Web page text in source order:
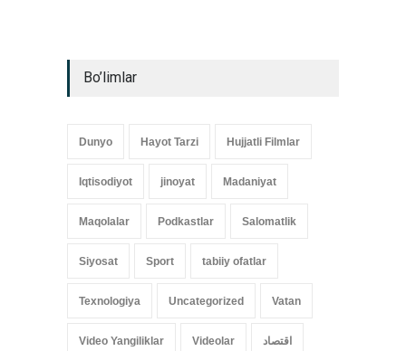
Bo’limlar
Dunyo Hayot Tarzi Hujjatli Filmlar
Iqtisodiyot jinoyat Madaniyat
Maqolalar Podkastlar Salomatlik
Siyosat Sport tabiiy ofatlar
Texnologiya Uncategorized Vatan
Video Yangiliklar Videolar اقتصاد